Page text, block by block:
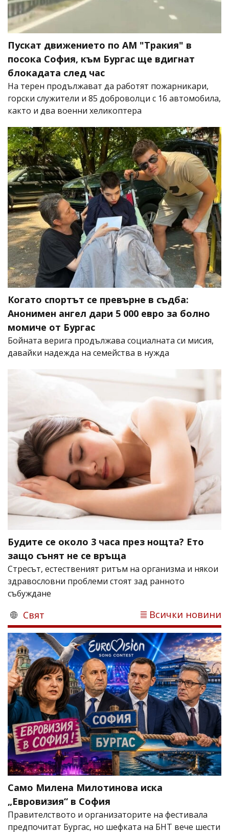
Пускат движението по АМ "Тракия" в
посока София, към Бургас ще вдигнат
блокадата след час
На терен продължават да работят пожарникари,
горски служители и 85 доброволци с 16 автомобила,
както и два военни хеликоптера
Когато спортът се превърне в съдба:
Анонимен ангел дари 5 000 евро за болно
момиче от Бургас
Бойната верига продължава социалната си мисия,
давайки надежда на семейства в нужда
Будите се около 3 часа през нощта? Ето
защо сънят не се връща
Стресът, естественият ритъм на организма и някои
здравословни проблеми стоят зад ранното
събуждане
Свят Всички новини
Само Милена Милотинова иска
„Евровизия“ в София
Правителството и организаторите на фестивала
предпочитат Бургас, но шефката на БНТ вече шести